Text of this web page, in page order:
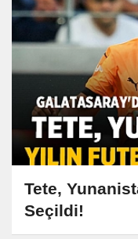
Tete,
Seçildi!